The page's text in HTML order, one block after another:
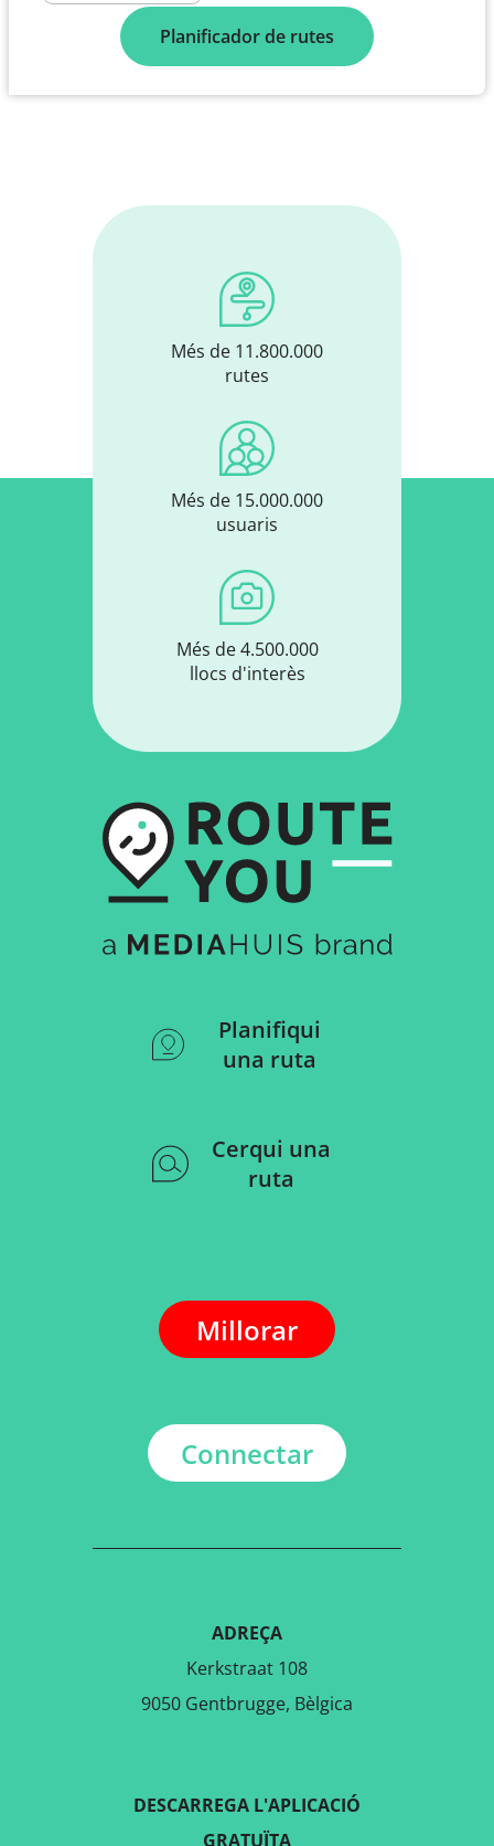
Planificador de rutes
Més de 11.800.000
rutes
Més de 15.000.000
usuaris
Més de 4.500.000
llocs d'interès
Planifiqui
una ruta
Cerqui una
ruta
Millorar
Connectar
ADREÇA
Kerkstraat 108
9050 Gentbrugge, Bèlgica
DESCARREGA L'APLICACIÓ
GRATUÏTA